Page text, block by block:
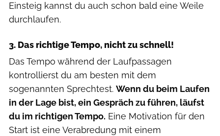
Einsteig kannst du auch schon bald eine Weile
durchlaufen.
3. Das richtige Tempo, nicht zu schnell!
Das Tempo während der Laufpassagen
kontrollierst du am besten mit dem
sogenannten Sprechtest. Wenn du beim Laufen
in der Lage bist, ein Gespräch zu führen, läufst
du im richtigen Tempo. Eine Motivation für den
Start ist eine Verabredung mit einem